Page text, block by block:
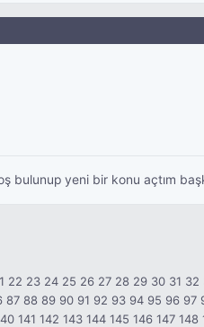
yeni bir konu açtım
22 23 24 25 26 27 28 29 30 31 32
87 88 89 90 91 92 93 94 95 96 97
141 142 143 144 145 146 147 148